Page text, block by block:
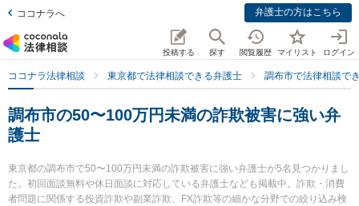
ココナラへ 弁護士の方はこちら
投稿する 探す 閲覧履歴 マイリスト ログイン
ココナラ法律相談 東京都で法律相談できる弁護士 調布市で法律相談で
調布市の50〜100万円未満の詐欺被害に強い弁
護士
東京都の調布市で50〜100万円未満の詐欺被害に強い弁護士が5名見つかりまし
た。初回面談無料や休日面談に対応している弁護士なども掲載中。詐欺・消費
者問題に関係する投資詐欺や副業詐欺、FX詐欺等の細かな分野での絞り込み検